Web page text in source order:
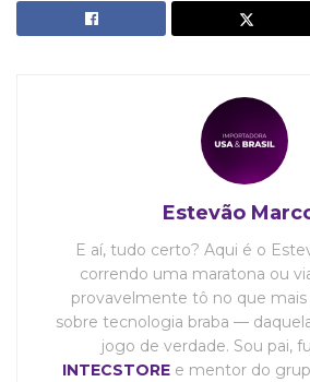
Estevão
E aí, tudo certo? Aqui é o
correndo uma maratona ou
provavelmente tô no que mais
sobre tecnologia braba —
jogo de verdade. Sou pai,
INTECSTOREe mentor do